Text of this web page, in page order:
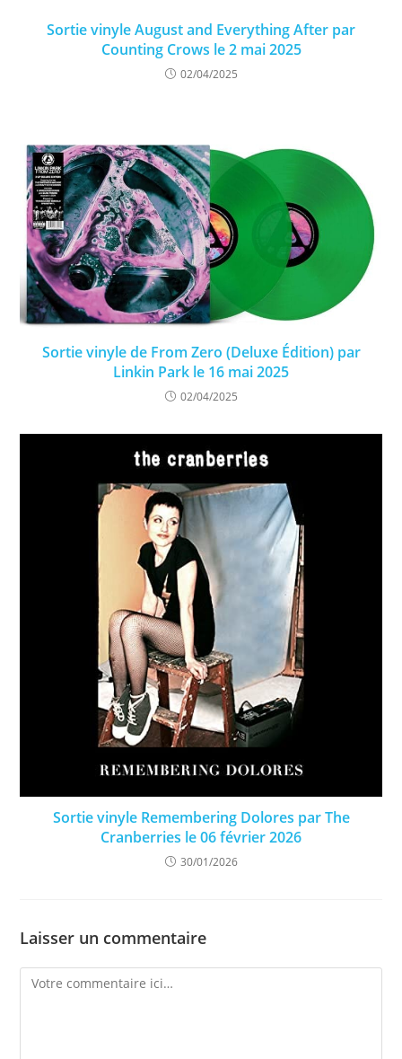
Sortie vinyle August and Everything After par
Counting Crows le 2 mai 2025
02/04/2025
Sortie vinyle de From Zero (Deluxe Édition) par
Linkin Park le 16 mai 2025
02/04/2025
Sortie vinyle Remembering Dolores par The
Cranberries le 06 février 2026
30/01/2026
Laisser un commentaire
Comment